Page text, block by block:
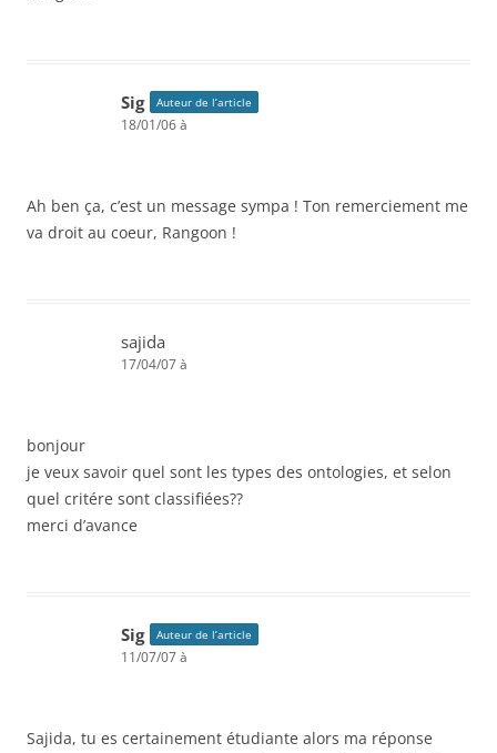
Sig Auteur de l’article
18/01/06 à
Ah ben ça, c’est un message sympa ! Ton remerciement me
va droit au coeur, Rangoon !
sajida
17/04/07 à
bonjour
je veux savoir quel sont les types des ontologies, et selon
quel critére sont classifiées??
merci d’avance
Sig Auteur de l’article
11/07/07 à
Sajida, tu es certainement étudiante alors ma réponse